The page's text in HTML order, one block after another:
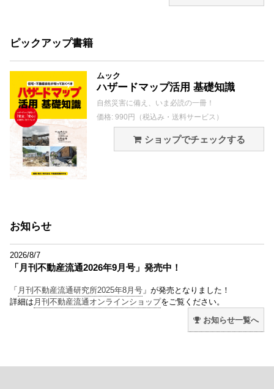
ピックアップ書籍
ムック
ハザードマップ活用 基礎知識
自然災害に備え、いま必読の一冊！
価格: 990円（税込み・送料サービス）
ショップでチェックする
お知らせ
2026/8/7
「月刊不動産流通2026年9月号」発売中！
「 月刊不動産流通研究所2025年8月号 」が発売となりました！
詳細は 月刊不動産流通オンラインショップをご覧ください。
お知らせ一覧へ